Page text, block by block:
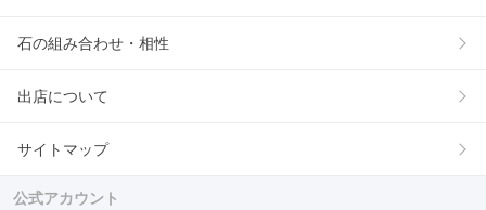
石の組み合わせ・相性
出店について
サイトマップ
公式アカウント